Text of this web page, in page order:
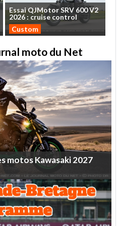
EssaiQJMotorSRV 600V2
2026 : cruise control
Custom
moto du Net
motosKawasaki2027